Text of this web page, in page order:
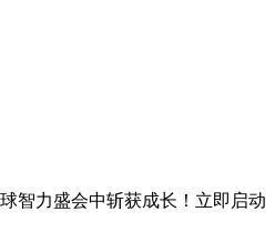
智力盛会中斩获成长！立即启动